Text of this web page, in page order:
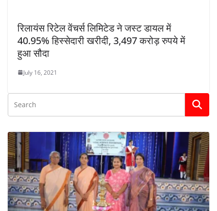
रिलायंस रिटेल वेंचर्स लिमिटेड ने जस्ट डायल में
40.95% हिस्सेदारी खरीदी, 3,497 करोड़ रुपये में
हुआ सौदा
July 16, 2021